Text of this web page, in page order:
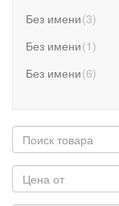
Без имени(3)
Без имени(1 )
Без имени(6)